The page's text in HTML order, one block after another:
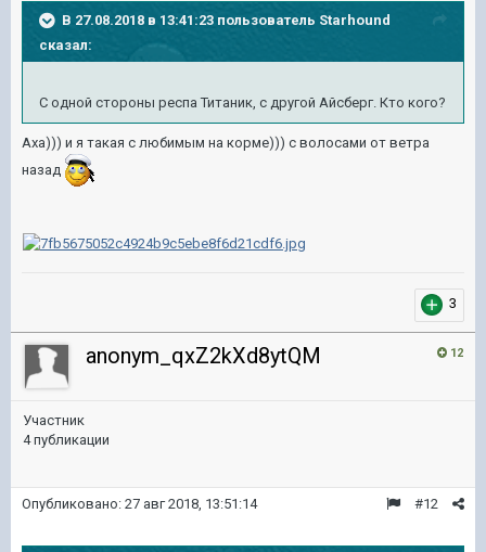
В 27.08.2018 в 13:41:23 пользователь Starhound
сказал:
С одной стороны респа Титаник, с другой Айсберг. Кто кого?
Аха))) и я такая с любимым на корме))) с волосами от ветра
назад
3
12
anonym_qxZ2kXd8ytQM
Участник
4 публикации
#12
Опубликовано: 27 авг 2018, 13:51:14